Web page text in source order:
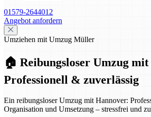
01579-2644012
Angebot anfordern
Umziehen mit Umzug Müller
🏠 Reibungsloser Umzug
Professionell & zuverlässig
Ein reibungsloser Umzug mit Hannover:
Organisation und Umsetzung – stressfrei und